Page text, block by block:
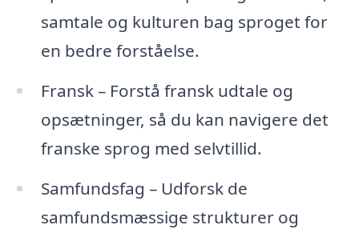
samtale og kulturen bag sproget for
en bedre forståelse.
Fransk – Forstå fransk udtale og
opsætninger, så du kan navigere det
franske sprog med selvtillid.
Samfundsfag – Udforsk de
samfundsmæssige strukturer og